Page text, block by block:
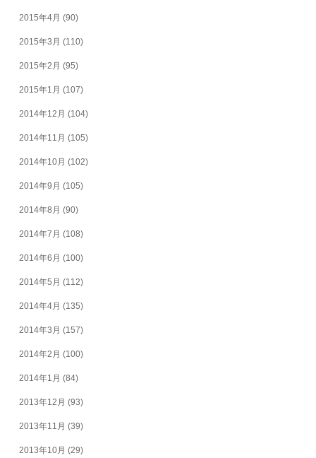
2015年4月 (90)
2015年3月 (110)
2015年2月 (95)
2015年1月 (107)
2014年12月 (104)
2014年11月 (105)
2014年10月 (102)
2014年9月 (105)
2014年8月 (90)
2014年7月 (108)
2014年6月 (100)
2014年5月 (112)
2014年4月 (135)
2014年3月 (157)
2014年2月 (100)
2014年1月 (84)
2013年12月 (93)
2013年11月 (39)
2013年10月 (29)